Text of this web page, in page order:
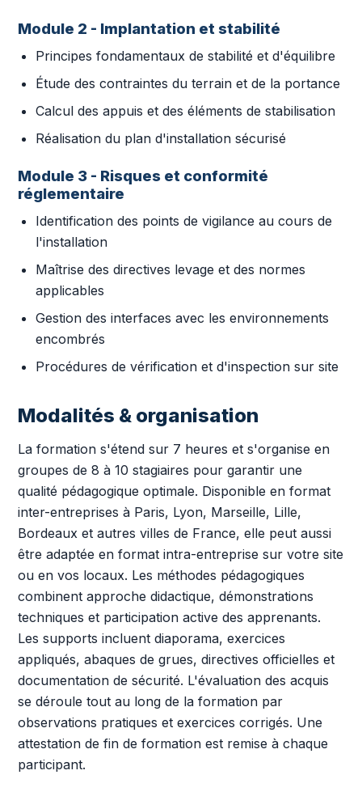
Module 2 - Implantation et stabilité
Principes fondamentaux de stabilité et d'équilibre
Étude des contraintes du terrain et de la portance
Calcul des appuis et des éléments de stabilisation
Réalisation du plan d'installation sécurisé
Module 3 - Risques et conformité
réglementaire
Identification des points de vigilance au cours de
l'installation
Maîtrise des directives levage et des normes
applicables
Gestion des interfaces avec les environnements
encombrés
Procédures de vérification et d'inspection sur site
Modalités & organisation
La formation s'étend sur 7 heures et s'organise en
groupes de 8 à 10 stagiaires pour garantir une
qualité pédagogique optimale. Disponible en format
inter-entreprises à Paris, Lyon, Marseille, Lille,
Bordeaux et autres villes de France, elle peut aussi
être adaptée en format intra-entreprise sur votre site
ou en vos locaux. Les méthodes pédagogiques
combinent approche didactique, démonstrations
techniques et participation active des apprenants.
Les supports incluent diaporama, exercices
appliqués, abaques de grues, directives officielles et
documentation de sécurité. L'évaluation des acquis
se déroule tout au long de la formation par
observations pratiques et exercices corrigés. Une
attestation de fin de formation est remise à chaque
participant.